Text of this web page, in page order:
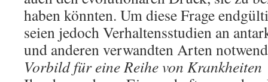
haben könnten. Um diese Frage
seien jedoch Verhaltensstudien an
und anderen verwandten Arten
Vorbild für eine Reihe von Krankheiten